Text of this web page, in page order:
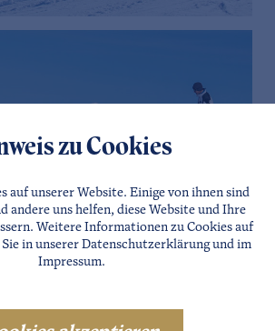
zu Cookies
auf unserer Website. Einige von ihnen sind
andere uns helfen, diese Website und Ihre
Weitere Informationen zu Cookies auf
in unserer Datenschutzerklärungund im
Impressum.